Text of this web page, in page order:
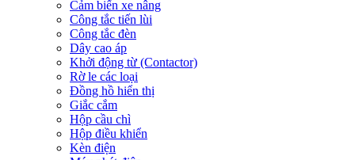
Cảm biến xe nâng
Công tắc tiến lùi
Công tắc đèn
Dây cao áp
Khởi động từ (Contactor)
Rờ le các loại
Đồng hồ hiển thị
Giắc cắm
Hộp cầu chì
Hộp điều khiển
Kèn điện